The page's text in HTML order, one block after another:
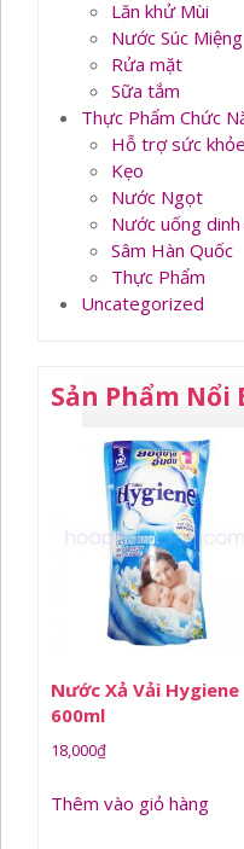
Lăn khử Mùi
Nước Súc Miệng
Rửa mặt
Sữa tắm
Thực Phẩm Chức
Hỗ trợ sức khỏe
Kẹo
Nước Ngọt
Nước uống
Sâm Hàn Quốc
Thực Phẩm
Uncategorized
Sản Phẩm Nổi
Nước Xả Vải Hygiene
600ml
18,000₫
Thêm vào giỏ hàng